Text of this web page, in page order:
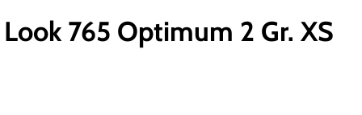
Look 765 Optimum 2 Gr. XS